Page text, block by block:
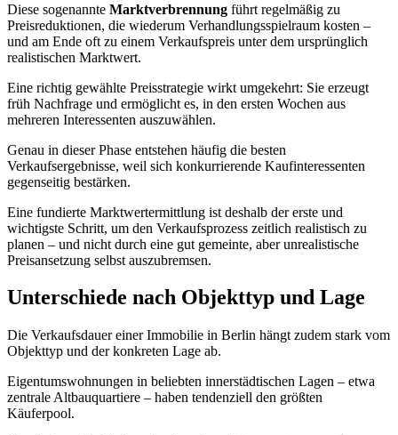
Diese sogenannte Marktverbrennung führt regelmäßig zu
Preisreduktionen, die wiederum Verhandlungsspielraum kosten –
und am Ende oft zu einem Verkaufspreis unter dem ursprünglich
realistischen Marktwert.
Eine richtig gewählte Preisstrategie wirkt umgekehrt: Sie erzeugt
früh Nachfrage und ermöglicht es, in den ersten Wochen aus
mehreren Interessenten auszuwählen.
Genau in dieser Phase entstehen häufig die besten
Verkaufsergebnisse, weil sich konkurrierende Kaufinteressenten
gegenseitig bestärken.
Eine fundierte Marktwertermittlung ist deshalb der erste und
wichtigste Schritt, um den Verkaufsprozess zeitlich realistisch zu
planen – und nicht durch eine gut gemeinte, aber unrealistische
Preisansetzung selbst auszubremsen.
Unterschiede nach Objekttyp und Lage
Die Verkaufsdauer einer Immobilie in Berlin hängt zudem stark vom
Objekttyp und der konkreten Lage ab.
Eigentumswohnungen in beliebten innerstädtischen Lagen – etwa
zentrale Altbauquartiere – haben tendenziell den größten
Käuferpool.